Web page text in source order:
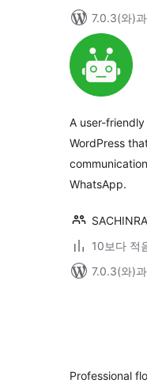
7.0.3(와)
A user-
WordPress
WhatsApp.
10보다 적
7.0.3(와)
Professional